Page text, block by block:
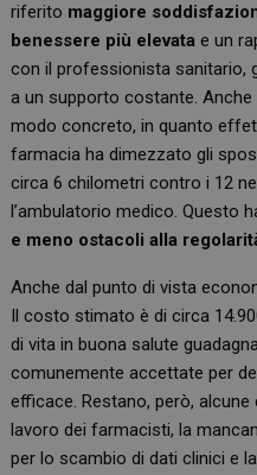
riferito maggiore
benessere più elevata e un
con il professionista sanitario,
a un supporto costante. Anche
modo concreto, in quanto
farmacia ha dimezzato gli
circa 6 chilometri contro i 12
l’ambulatorio medico. Questo
e meno ostacoli alla
Anche dal punto di vista
Il costo stimato è di circa
di vita in buona salute
comunemente accettate per
efficace. Restano, però,
lavoro dei farmacisti, la
per lo scambio di dati clinici e